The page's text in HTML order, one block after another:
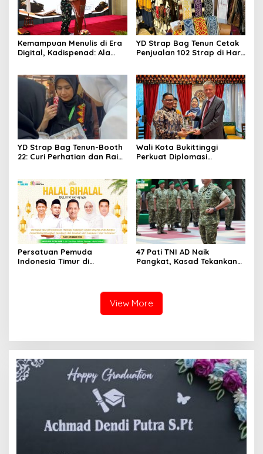
Kemampuan Menulis di Era
Digital, Kadispenad: Ala
YD Strap Bag Tenun Cetak
Penjualan 102 Strap di Hari
Nusantara Kian Digemari
YD Strap Bag Tenun-Booth
22: Curi Perhatian dan Raih
dengan Citra Nan Anggun
Wali Kota Bukittinggi
Perkuat Diplomasi
Sukseskan 100 Tahun Jam
Gadang
Persatuan Pemuda
Indonesia Timur di
47 Pati TNI AD Naik
Pangkat, Kasad Tekankan
View More